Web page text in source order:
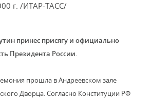
г. /ИТАР-ТАСС/
принес присягу и официально
Президента России.
прошла в Андреевском зале
Дворца. Согласно Конституции РФ